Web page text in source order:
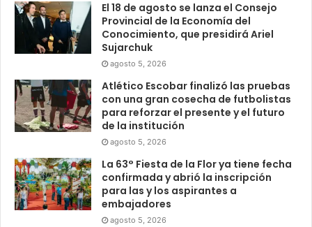
El 18 de agosto se lanza el Consejo
Provincial de la Economía del
Conocimiento, que presidirá Ariel
Sujarchuk
agosto 5, 2026
Atlético Escobar finalizó las pruebas
con una gran cosecha de futbolistas
para reforzar el presente y el futuro
de la institución
agosto 5, 2026
La 63° Fiesta de la Flor ya tiene fecha
confirmada y abrió la inscripción
para las y los aspirantes a
embajadores
agosto 5, 2026